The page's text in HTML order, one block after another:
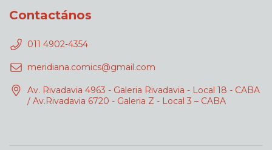
Contactános
011 4902-4354
meridiana.comics@gmail.com
Av. Rivadavia 4963 - Galeria Rivadavia - Local 18 - CABA
/ Av.Rivadavia 6720 - Galeria Z - Local 3 – CABA